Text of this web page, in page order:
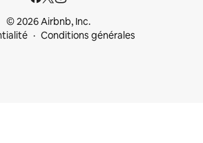
© 2026 Airbnb, Inc.
Conditions générales